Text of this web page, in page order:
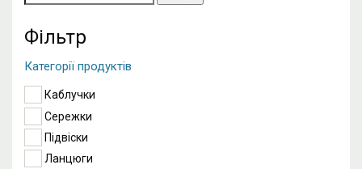
за
запитом:
Фільтр
Категорії продуктів
Каблучки
Сережки
Підвіски
Ланцюги